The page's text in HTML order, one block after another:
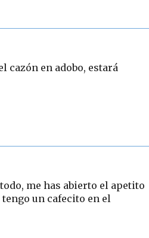
cazón en adobo, estará
me has abierto el apetito
un cafecito en el